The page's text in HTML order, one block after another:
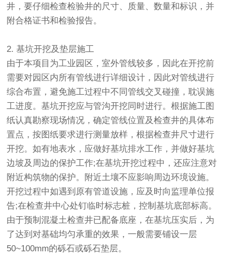
井，要仔细检查检验井的尺寸、质量、数量和标识，并
附合格证书和检验报告。
2. 基坑开挖及垫层施工
由于本项目为工业园区，室外管线较多，因此在开挖前
需要对园区内所有管线进行详细设计，因此对管线进行
综合布置，避免施工过程中不同管线交叉碰撞，耽误施
工进度。基坑开挖应与管沟开挖同时进行。根据施工图
纸认真勘察现场情况，确定管线位置及检查井的具体布
置点，按图纸要求进行测量放样，根据检查井尺寸进行
开挖。如有地表水，应做好基坑排水工作，并做好基坑
边坡及周边的保护工作;在基坑开挖过程中，还应注意对
附近构筑物的保护。附近土壤不应影响周边环境设施。
开挖过程中如遇到原有管道设施，应及时向监理单位报
告;在检查井中心处钉临时标志桩，控制基坑底部标高。
由于预制混凝土检查井已配备底座，在基坑压实后，为
了达到对基础均匀承重的效果，一般需要铺设一层
50~100mm的砾石或砾石垫层。